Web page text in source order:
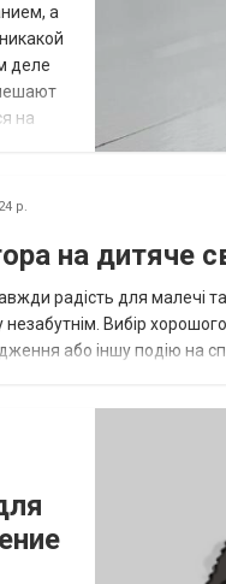
а
деле
на
что
р.
на дитяче
радість для малечі
Вибір
або іншу подію на